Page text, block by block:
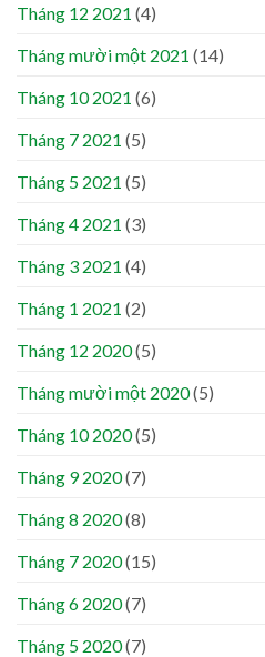
Tháng 12 2021 (4)
Tháng mười một 2021 (14)
Tháng 10 2021 (6)
Tháng 7 2021 (5)
Tháng 5 2021 (5)
Tháng 4 2021 (3)
Tháng 3 2021 (4)
Tháng 1 2021 (2)
Tháng 12 2020(5)
Tháng mười một 2020(5)
Tháng 10 2020(5)
Tháng 9 2020(7)
Tháng 8 2020(8)
Tháng 7 2020(15)
Tháng 6 2020(7)
Tháng 5 2020(7)